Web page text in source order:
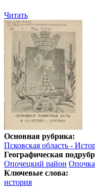
Читать
Основная рубрика:
Псковская область -
Географическая
Опочецкий район
Ключевые слова:
история